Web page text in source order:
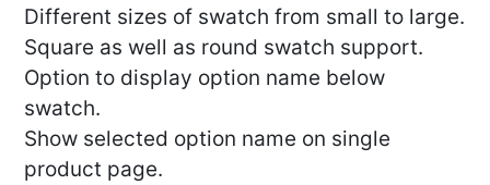
Different sizes of swatch from small to large.
Square as well as round swatch support.
Option to display option name below
swatch.
Show selected option name on single
product page.